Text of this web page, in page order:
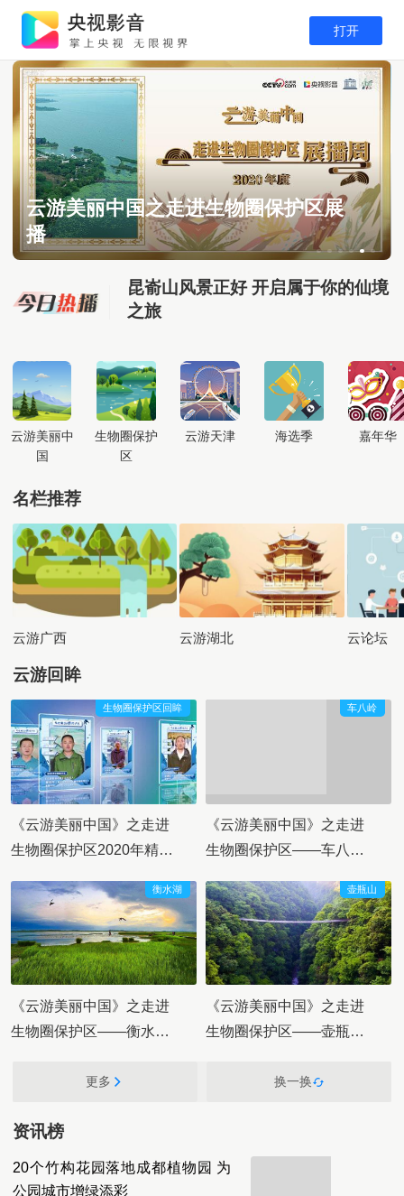
打开
云游生物圈保护区 探秘自然 遇见美丽
中国
走进神奇九寨沟 开启神秘“蓝湖”之
旅
昆嵛山风景正好 开启属于你的仙境
之旅
走进神奇九寨沟 开启神秘“蓝湖”之
旅
之旅
云游美丽中
国
生物圈保护
区
云游天津 海选季 嘉年华
名栏推荐
云游广西 云游湖北 云论坛
云游回眸
生物圈保护区回眸
《云游美丽中国》之走进
生物圈保护区2020年精彩
车八岭
《云游美丽中国》之走进
生物圈保护区——车八岭
衡水湖
《云游美丽中国》之走进
生物圈保护区——衡水湖
壶瓶山
《云游美丽中国》之走进
生物圈保护区——壶瓶山
更多 换一换
资讯榜
20个竹构花园落地成都植物园 为
公园城市增绿添彩